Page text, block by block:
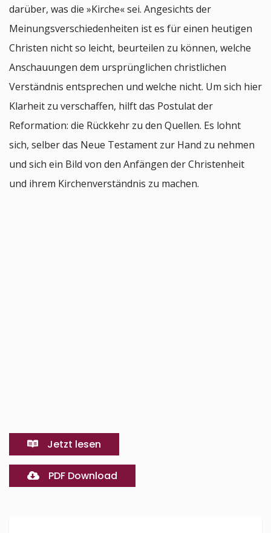
darüber, was die »Kirche« sei. Angesichts der
Meinungsverschiedenheiten ist es für einen heutigen
Christen nicht so leicht, beurteilen zu können, welche
Anschauungen dem ursprünglichen christlichen
Verständnis entsprechen und welche nicht. Um sich hier
Klarheit zu verschaffen, hilft das Postulat der
Reformation: die Rückkehr zu den Quellen. Es lohnt
sich, selber das Neue Testament zur Hand zu nehmen
und sich ein Bild von den Anfängen der Christenheit
und ihrem Kirchenverständnis zu machen.
Jetzt lesen
PDF Download